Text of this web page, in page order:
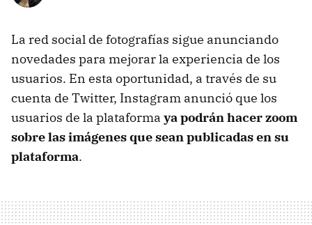
La red social de fotografías sigue anunciando
novedades para mejorar la experiencia de los
usuarios. En esta oportunidad, a través de su
cuenta de Twitter, Instagram anunció que los
usuarios de la plataforma ya podrán hacer zoom
sobre las imágenes que sean publicadas en su
plataforma.